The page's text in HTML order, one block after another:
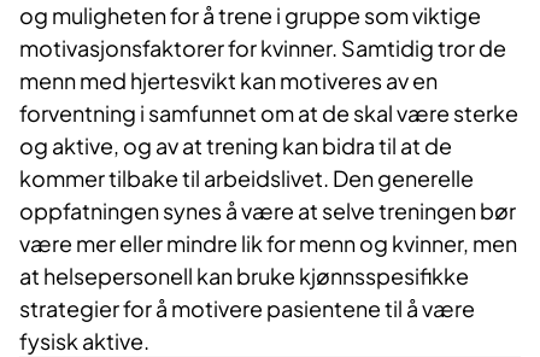
og muligheten for å trene i gruppe som viktige
motivasjonsfaktorer for kvinner. Samtidig tror de
menn med hjertesvikt kan motiveres av en
forventning i samfunnet om at de skal være sterke
og aktive, og av at trening kan bidra til at de
kommer tilbake til arbeidslivet. Den generelle
oppfatningen synes å være at selve treningen bør
være mer eller mindre lik for menn og kvinner, men
at helsepersonell kan bruke kjønnsspesifikke
strategier for å motivere pasientene til å være
fysisk aktive.